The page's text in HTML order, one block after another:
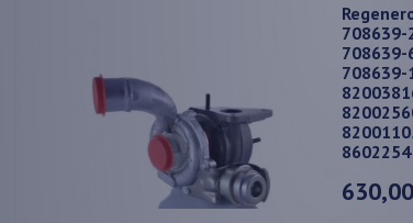
708639-
708639-
708639-
8602254